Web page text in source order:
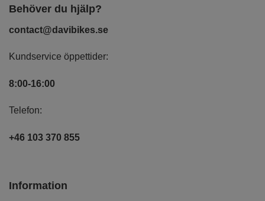
Behöver du hjälp?
contact@davibikes.se
Kundservice öppettider:
8:00-16:00
Telefon:
+46 103 370 855
Information